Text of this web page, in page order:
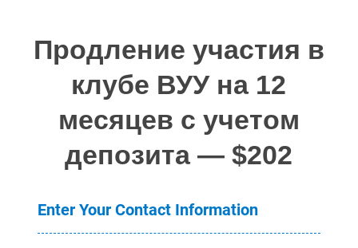
Продление участия в
клубе ВУУ на 12
месяцев с учетом
депозита — $202